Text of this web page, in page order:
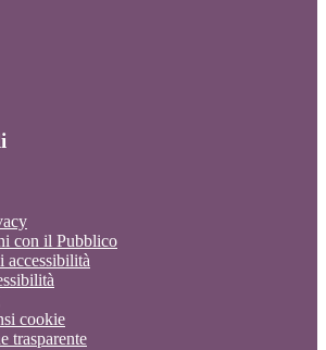
con il Pubblico
accessibilità
cookie
trasparente